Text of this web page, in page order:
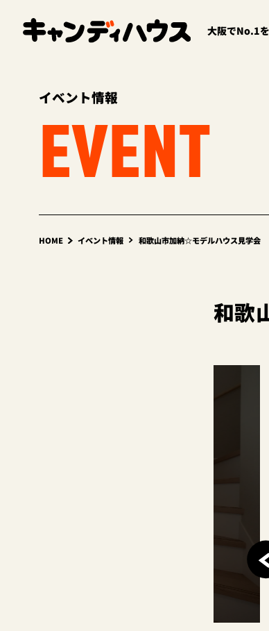
大阪でNo.1
イベント情報
EVENT
HOME イベント情報 和歌山市加納☆モデルハウス見学会
和歌